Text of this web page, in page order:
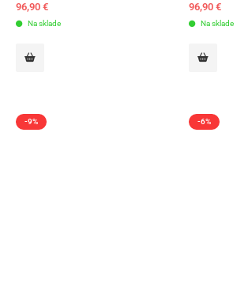
96,90 €
Na sklade
96,90 €
Na sklade
-9% -6%